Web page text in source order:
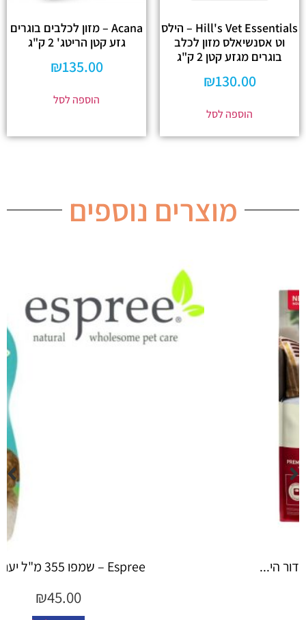
Hill's Vet Essentials – הילס
וט אסנשיאלס מזון לכלב
בוגרים מגזע קטן 2 ק"ג
₪130.00
הוספה לסל
Acana – מזון לכלבים בוגרים
גזע קטן הריטג' 2 ק"ג
₪135.00
הוספה לסל
מוצרים נוספים